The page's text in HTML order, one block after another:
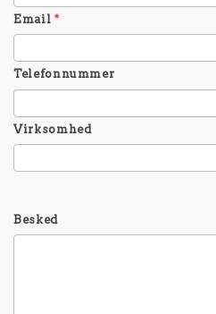
Email *
Telefonnummer
Virksomhed
Besked